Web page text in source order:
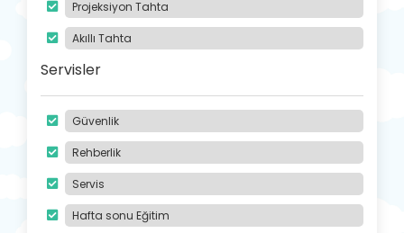
Projeksiyon Tahta
Akıllı Tahta
Servisler
Güvenlik
Rehberlik
Servis
Hafta sonu Eğitim